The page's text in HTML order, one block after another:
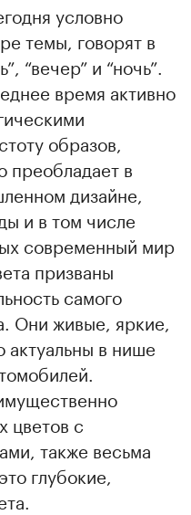
условно
темы, говорят в
“вечер” и “ночь”.
время активно
образов,
преобладает в
дизайне,
и в том числе
современный мир
призваны
самого
Они живые, яркие,
в нише
цветов с
также весьма
глубокие,